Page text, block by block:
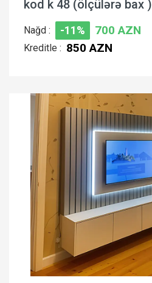
kod k 48 (ölçülərə bax )
Nağd : -11% 700 AZN
Kreditle : 850 AZN